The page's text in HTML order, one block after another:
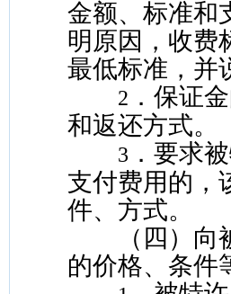
金额、标准和
明原因，收费
最低标准，并
2 ．保证
和返还方式。
3 ．要求
支付费用的，
件、方式。
（四）向被
的价格、条件